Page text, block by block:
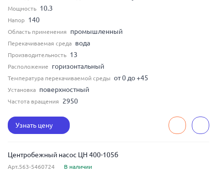
Мощность 10.3
Напор 140
Область применения промышленный
Перекачиваемая среда вода
Производительность 13
Расположение горизонтальный
Температура перекачиваемой среды от 0 до +45
Установка поверхностный
Частота вращения 2950
Узнать цену
Центробежный насос ЦН 400-105б
Арт.563-5460724 В наличии